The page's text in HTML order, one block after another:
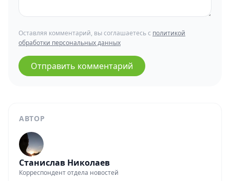
АВТОР
Станислав Николаев
Корреспондент отдела новостей
Оставляя комментарий, вы соглашаетесь с политикой
обработки персональных данных
Отправить комментарий